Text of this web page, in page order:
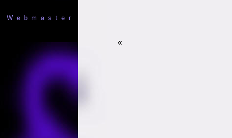
W e b m a s t e r
«